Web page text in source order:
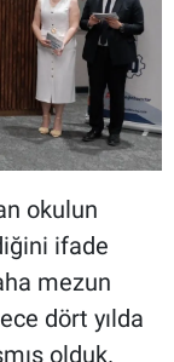
okulun
ifade
mezun
dört yılda
olduk.